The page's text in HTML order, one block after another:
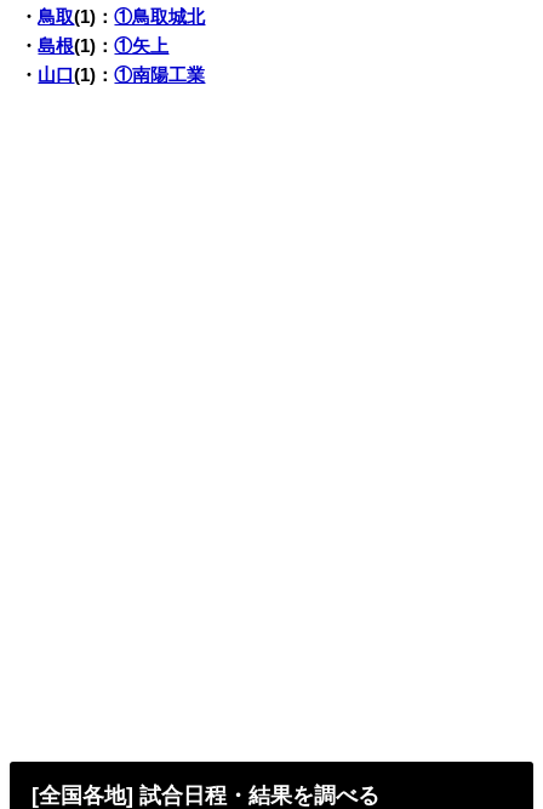
・鳥取(1)：①鳥取城北
・島根(1)：①矢上
・ 山口(1)：①南陽工業
[全国各地] 試合日程・結果を調べる